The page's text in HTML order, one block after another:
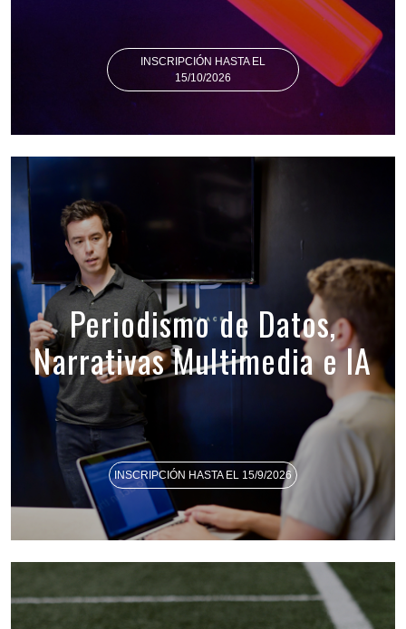
INSCRIPCIÓN HASTA EL
15/10/2026
Periodismo de Datos,
Narrativas Multimedia e IA
INSCRIPCIÓN HASTA EL 15/9/2026